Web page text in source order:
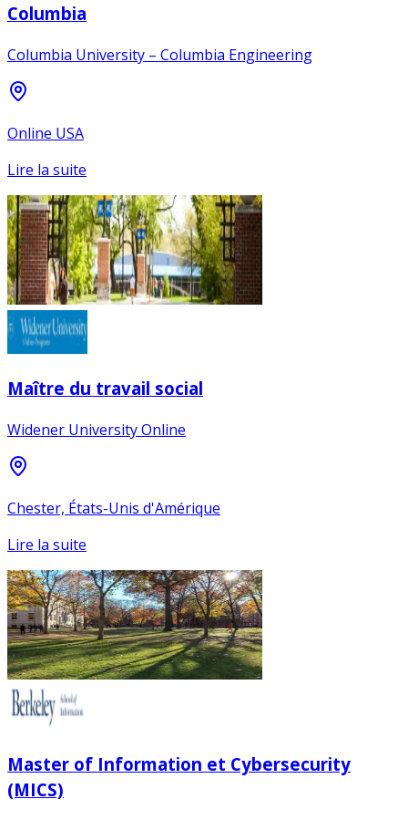
Columbia
Columbia University – Columbia Engineering
Online USA
Lire la suite
Maître du travail social
Widener University Online
Chester, États-Unis d'Amérique
Lire la suite
Master of Information et Cybersecurity
(MICS)